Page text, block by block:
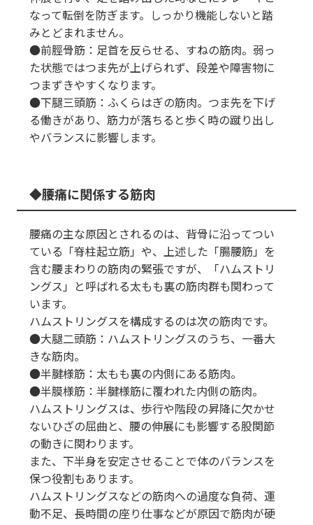
なって転倒を防ぎます。しっかり機能しないと踏
みとどまれません。
●前脛骨筋：足首を反らせる、すねの筋肉。弱っ
た状態ではつま先が上げられず、段差や障害物に
つまずきやすくなります。
●下腿三頭筋：ふくらはぎの筋肉。つま先を下げ
る働きがあり、筋力が落ちると歩く時の蹴り出し
やバランスに影響します。
腰痛に関係する筋肉
腰痛の主な原因とされるのは、背骨に沿ってつい
ている「脊柱起立筋」や、上述した「腸腰筋」を
含む腰まわりの筋肉の緊張ですが、「ハムストリ
ングス」と呼ばれる太もも裏の筋肉群も関わって
います。
ハムストリングスを構成するのは次の筋肉です。
●大腿二頭筋：ハムストリングスのうち、一番大
きな筋肉。
●半腱様筋：太もも裏の内側にある筋肉。
●半膜様筋：半腱様筋に覆われた内側の筋肉。
ハムストリングスは、歩行や階段の昇降に欠かせ
ないひざの屈曲と、腰の伸展にも影響する股関節
の動きに関わります。
また、下半身を安定させることで体のバランスを
保つ役割もあります。
ハムストリングスなどの筋肉への過度な負荷、運
動不足、長時間の座り仕事などが原因で筋肉が硬